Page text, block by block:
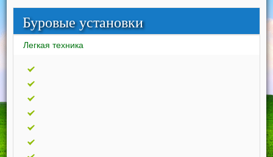
Буровые установки
Легкая техника